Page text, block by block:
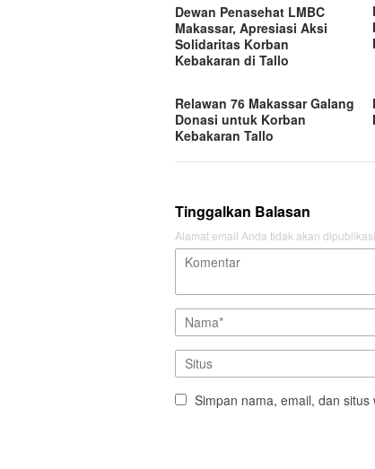
Dewan Penasehat LMBC
Makassar, Apresiasi Aksi
Solidaritas Korban
Kebakaran di Tallo
Relawan 76 Makassar Galang
Donasi untuk Korban
Kebakaran Tallo
Tinggalkan Balasan
Alamat email Anda tidak akan
Simpan nama, email, dan